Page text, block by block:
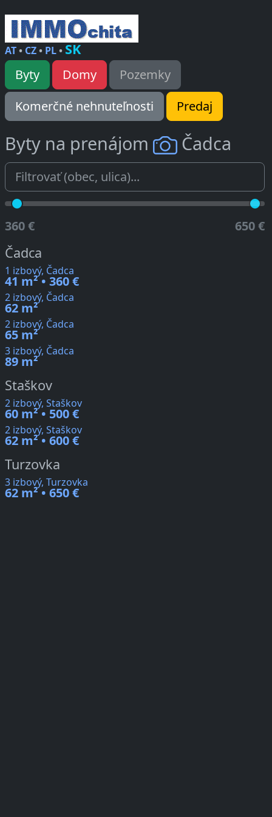
AT• CZ• PL• SK
Byty Domy
Pozemky
Komerčné nehnuteľnosti
Predaj
Byty na prenájom Čadca
360 € 650 €
Čadca
1 izbový, Čadca
41 m² • 360 €
2 izbový, Čadca
62 m²
2 izbový, Čadca
65 m²
3 izbový, Čadca
89 m²
Staškov
2 izbový, Staškov
60 m² • 500 €
2 izbový, Staškov
62 m² • 600 €
Turzovka
3 izbový, Turzovka
62 m² • 650 €